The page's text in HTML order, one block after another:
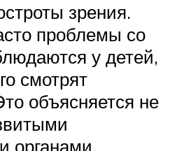
зрения.
проблемы со
у детей,
смотрят
объясняется не
органами.